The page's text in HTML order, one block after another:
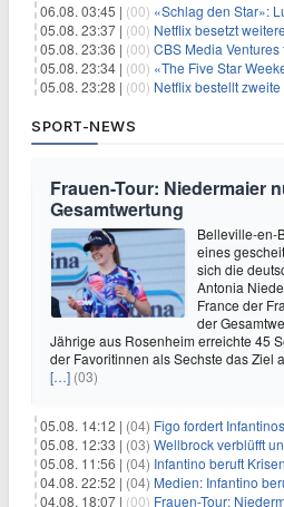
06.08. 03:45 | (00) «Schlag den Star»: Luna
05.08. 23:37 | (00) Netflix besetzt
05.08. 23:36 | (00) CBS Media Ventures
05.08. 23:34 | (00) «The Five Star
05.08. 23:28 | (00) Netflix bestellt
SPORT-NEWS
Frauen-Tour: Niedermaier
Gesamtwertung
Belleville-en-
eines
sich die
Antonia
France der
der
Jährige aus Rosenheim erreichte 45
der Favoritinnen als Sechste das Ziel
[…] (03)
05.08. 14:12 | (04) Figo fordert Infantinos
05.08. 12:33 | (03) Wellbrock verblüfft und
05.08. 11:56 | (04) Infantino beruft
04.08. 22:52 | (04) Medien: Infantino beruft
04.08. 18:07 | (00) Frauen-Tour: